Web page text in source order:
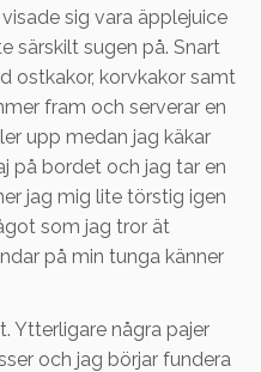
sig vara äpplejuice
särskilt sugen på. Snart
ostkakor, korvkakor samt
fram och serverar en
upp medan jag käkar
på bordet och jag tar en
jag mig lite törstig igen
som jag tror ät
på min tunga känner
Ytterligare några pajer
och jag börjar fundera